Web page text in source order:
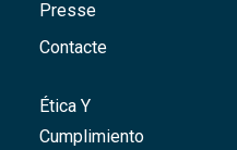
Presse
Contacte
Ética Y
Cumplimiento